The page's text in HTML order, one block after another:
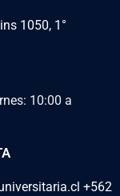
1050, 1°
10:00 a
+562